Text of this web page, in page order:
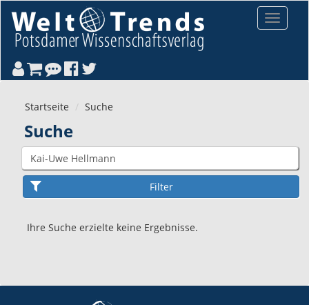
Toggle
Startseite Suche
Suche
Ihre Suche erzielte keine Ergebnisse.